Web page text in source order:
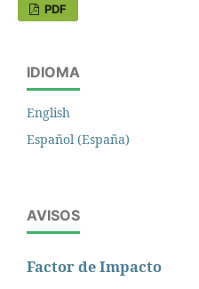
PDF
IDIOMA
English
Español (España)
AVISOS
Factor de Impacto